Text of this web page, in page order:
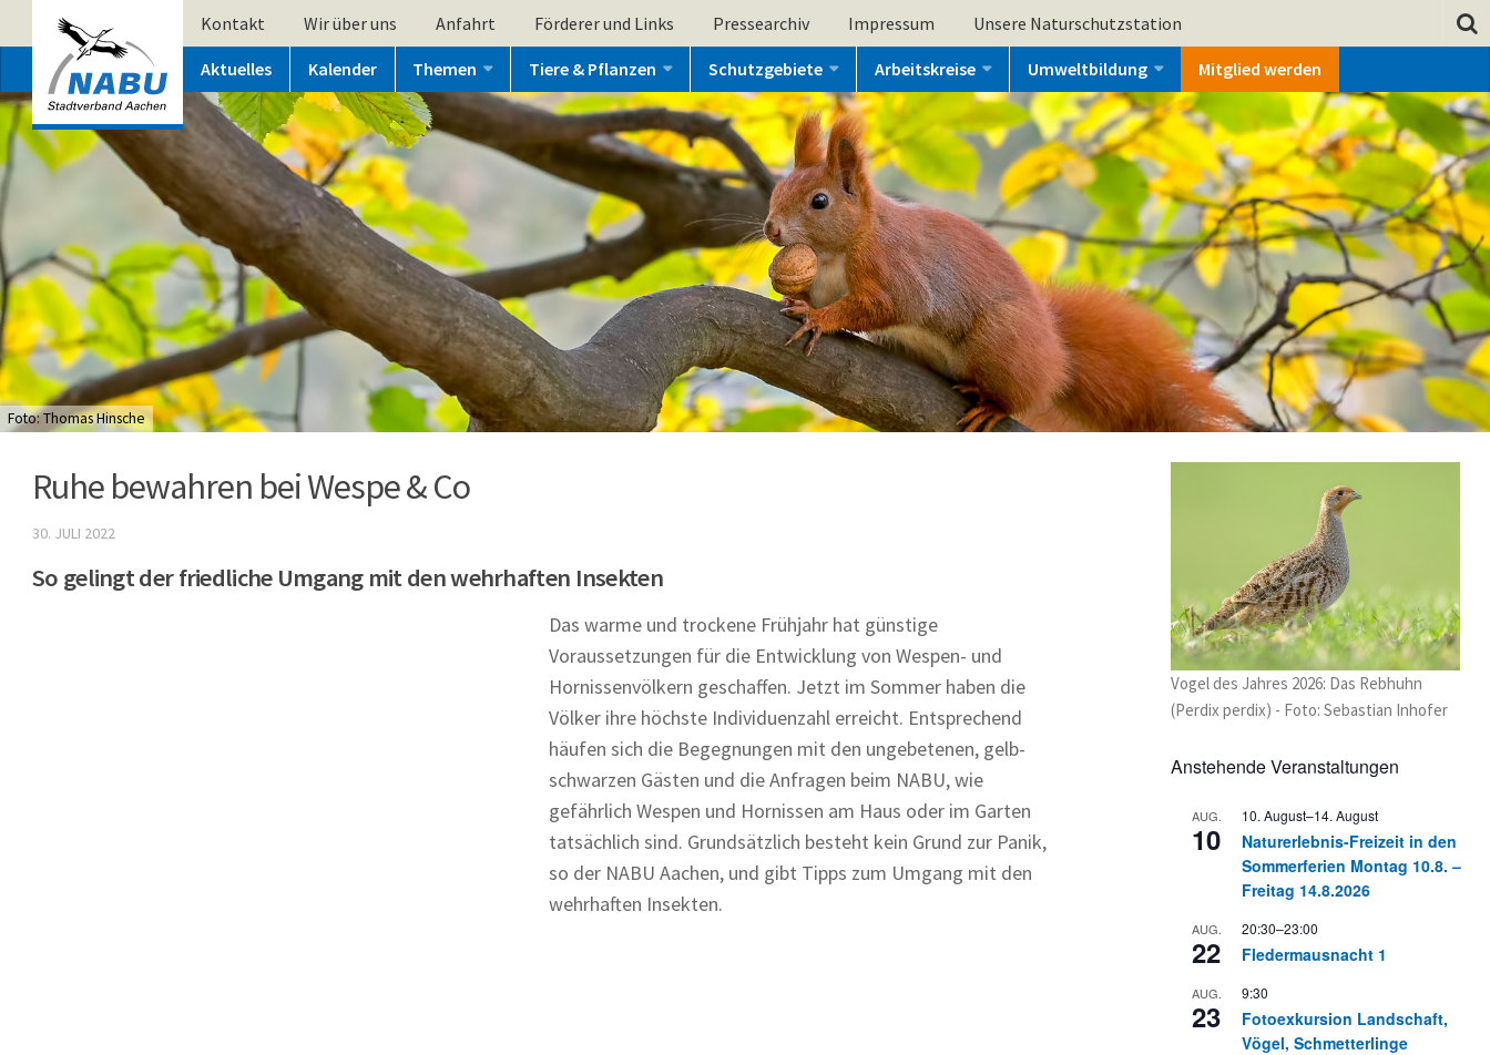
Kontakt Wir über uns Anfahrt Förderer und Links Pressearchiv Impressum Unsere Naturschutzstation
Aktuelles Kalender Themen Tiere & Pflanzen Schutzgebiete Arbeitskreise Umweltbildung Mitglied werden
Foto: Thomas Hinsche
Ruhe bewahren bei Wespe & Co
30. JULI 2022
So gelingt der friedliche Umgang mit den wehrhaften Insekten
Das warme und trockene Frühjahr hat günstige
Voraussetzungen für die Entwicklung von Wespen- und
Hornissenvölkern geschaffen. Jetzt im Sommer haben die
Völker ihre höchste Individuenzahl erreicht. Entsprechend
häufen sich die Begegnungen mit den ungebetenen, gelb-
schwarzen Gästen und die Anfragen beim NABU, wie
gefährlich Wespen und Hornissen am Haus oder im Garten
tatsächlich sind. Grundsätzlich besteht kein Grund zur Panik,
so der NABU Aachen, und gibt Tipps zum Umgang mit den
wehrhaften Insekten.
Vogel des Jahres 2026: Das Rebhuhn
(Perdix perdix) - Foto: Sebastian Inhofer
Anstehende Veranstaltungen
AUG.
10
10. August–14. August
Naturerlebnis-Freizeit in den
Sommerferien Montag 10.8. –
Freitag 14.8.2026
AUG.
22
20:30–23:00
Fledermausnacht 1
AUG.
23
9:30
Fotoexkursion Landschaft,
Vögel, Schmetterlinge